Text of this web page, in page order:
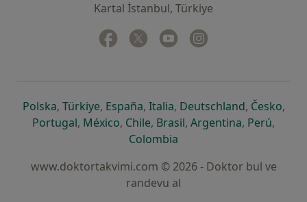
Kartal İstanbul, Türkiye
Facebook
yeni bir sekmede açılır
Twitter
yeni bir sekmede açılır
Youtube
yeni bir sekmede açılır
Polskayeni bir sekmede açılır
, Türkiyeyeni bir sekmede açılır
, Españayeni bir sekmede açılır
, Italiayeni bir sekmede açılır
, Deutschlandyeni bir
, Českoyeni
,
Portugalyeni bir sekmede açılır
, Méxicoyeni bir sekmede açılır
, Chileyeni bir sekmede açılır
, Brasilyeni bir sekmede açılır
, Argentinayeni bir
, Perúyeni
,
Colombia
www.doktortakvimi.com © 2026 - Doktor bul ve
randevu al